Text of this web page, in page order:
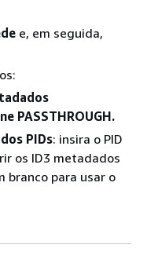
e, em seguida,
PASSTHROUGH.
PIDs: insira o PID
os ID3 metadados
branco para usar o